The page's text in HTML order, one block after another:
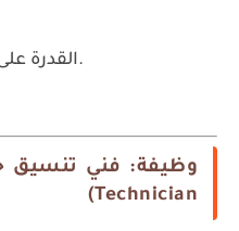
القدرة على قراءة المخططات الفنية.
Technician)